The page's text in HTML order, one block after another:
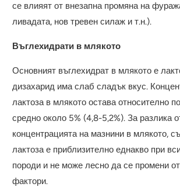
се влияят от внезапна промяна на
ливадата, нов тревен силаж и т.н.).
Въглехидрати в млякото
Основният въглехидрат в млякото е
дизахарид има слаб сладък вкус.
лактоза в млякото остава относително
средно около 5% (4,8-5,2%). За разлика
концентрацията на мазнини в млякото,
лактоза е приблизително еднакво при
породи и не може лесно да се промени
фактори.